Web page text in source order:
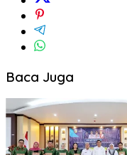
Baca Juga